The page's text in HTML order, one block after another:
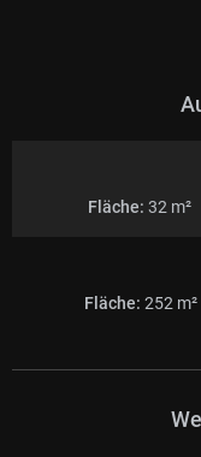
Fläche: 32 m²
Fläche: 252 m²